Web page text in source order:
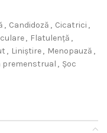
, Candidoză , Cicatrici ,
, Flatulență ,
, Liniștire, Menopauză ,
premenstrual , Șoc